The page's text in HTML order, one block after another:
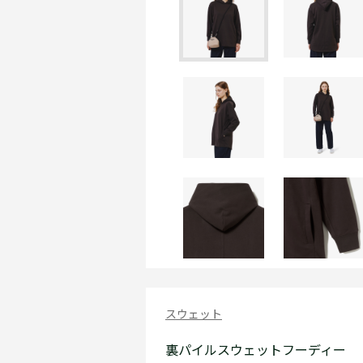
スウェット
裏パイルスウェットフーディー